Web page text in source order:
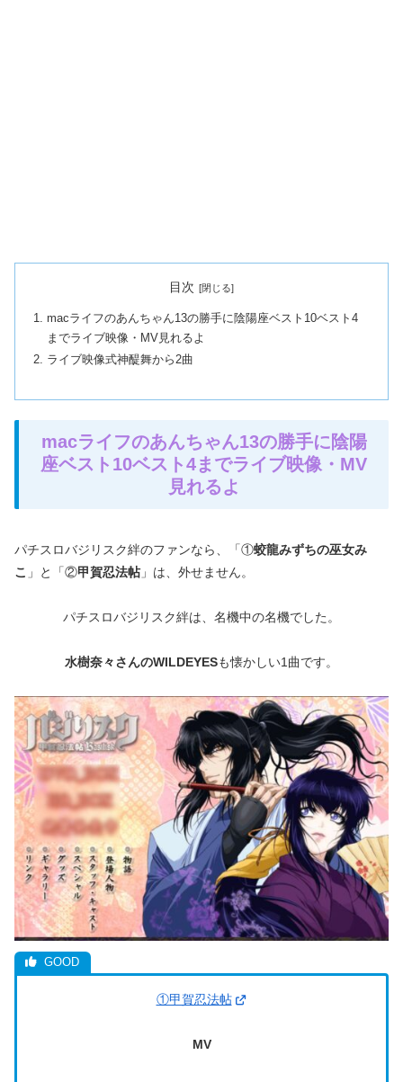
目次
macライフのあんちゃん13の勝手に陰陽座ベスト10ベスト4
までライブ映像・MV見れるよ
ライブ映像式神醍舞から2曲
macライフのあんちゃん13の勝手に陰陽
座ベスト10ベスト4までライブ映像・MV
見れるよ
パチスロバジリスク絆のファンなら、「①蛟龍みずちの巫女み
こ 」と「②甲賀忍法帖」は、外せません。
パチスロバジリスク絆は、名機中の名機でした。
水樹奈々さんのWILDEYESも懐かしい1曲です。
①甲賀忍法帖
MV